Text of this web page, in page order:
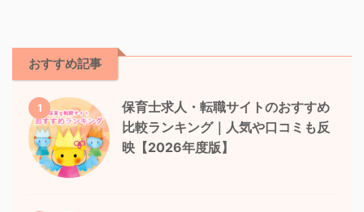
おすすめ記事
1
保育士求人・転職サイトのおすすめ
比較ランキング｜人気や口コミも反
映【2026年度版】